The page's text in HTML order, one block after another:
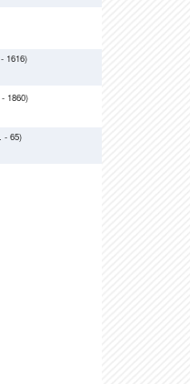
- 1616)
- 1860)
- 65)